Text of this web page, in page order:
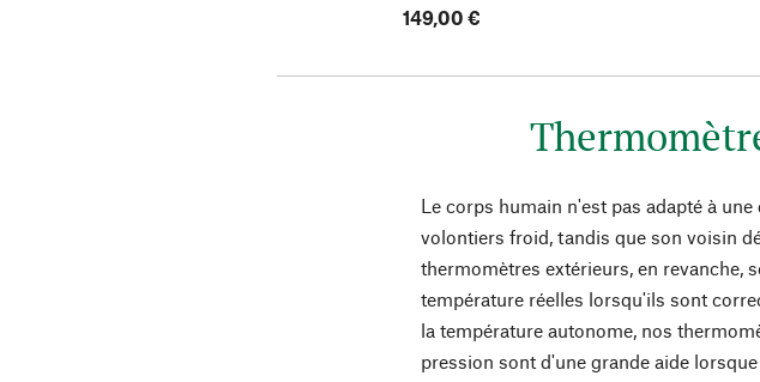
149,00 €
Le corps humain n'est pas adapté à
volontiers froid, tandis que son voisin
thermomètres extérieurs, en revanche,
température réelles lorsqu'ils sont
la température autonome, nos
pression sont d'une grande aide